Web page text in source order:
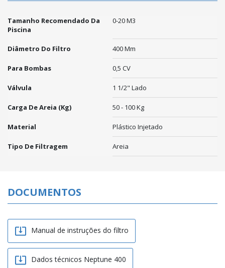
Tamanho Recomendado Da
Piscina
0-20 M3
Diâmetro Do Filtro 400 Mm
Para Bombas 0,5 CV
Válvula 1 1/2" Lado
Carga De Areia (kg) 50 - 100 Kg
Material Plástico Injetado
Tipo De Filtragem Areia
DOCUMENTOS
 Manual de instruções do filtro
 Dados técnicos Neptune 400